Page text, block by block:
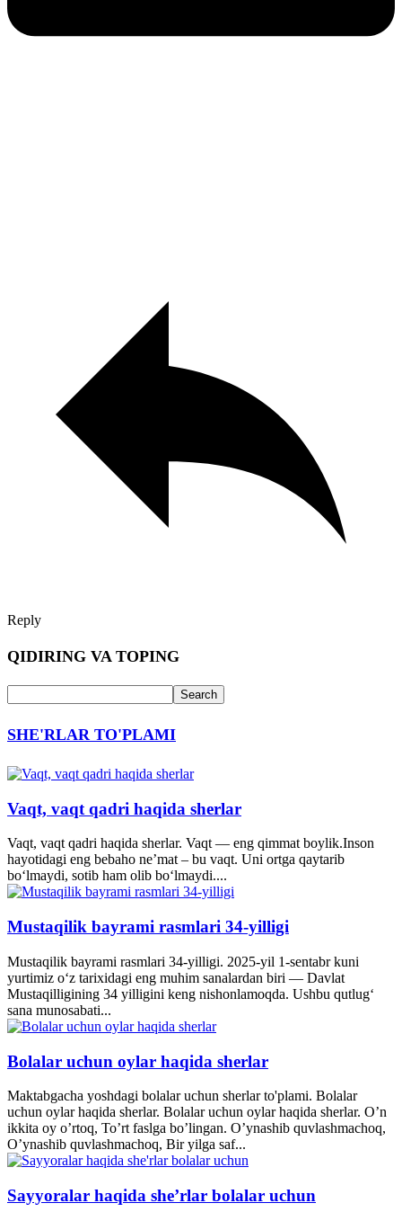
Reply
QIDIRING VA TOPING
SHE'RLAR TO'PLAMI
Vaqt, vaqt qadri haqida sherlar
Vaqt, vaqt qadri haqida sherlar. Vaqt — eng qimmat boylik.Inson
hayotidagi eng bebaho ne’mat – bu vaqt. Uni ortga qaytarib
bo‘lmaydi, sotib ham olib bo‘lmaydi....
Mustaqilik bayrami rasmlari 34-yilligi
Mustaqilik bayrami rasmlari 34-yilligi. 2025-yil 1-sentabr kuni
yurtimiz o‘z tarixidagi eng muhim sanalardan biri — Davlat
Mustaqilligining 34 yilligini keng nishonlamoqda. Ushbu qutlug‘
sana munosabati...
Bolalar uchun oylar haqida sherlar
Maktabgacha yoshdagi bolalar uchun sherlar to'plami. Bolalar
uchun oylar haqida sherlar. Bolalar uchun oylar haqida sherlar. O’n
ikkita oy o’rtoq, To’rt faslga bo’lingan. O’ynashib quvlashmachoq,
O’ynashib quvlashmachoq, Bir yilga saf...
Sayyoralar haqida she’rlar bolalar uchun